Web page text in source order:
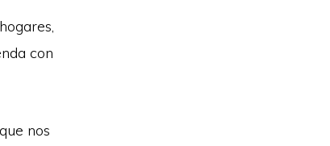
con
nos